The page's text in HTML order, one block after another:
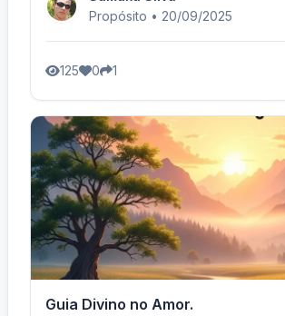
Propósito • 20/09/2025
125 0 1
Guia Divino no Amor.